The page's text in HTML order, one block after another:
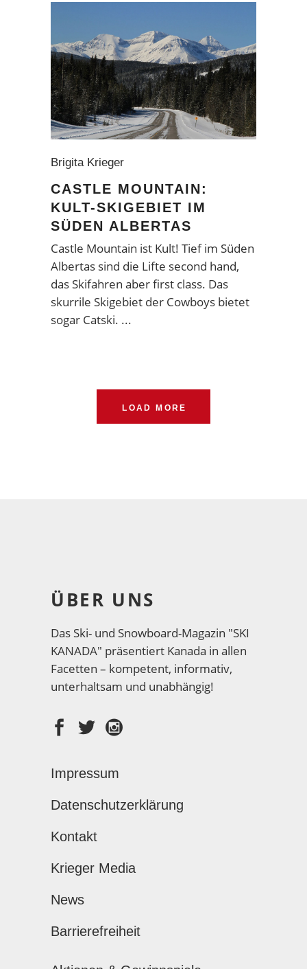
Brigita Krieger
CASTLE MOUNTAIN:
KULT-SKIGEBIET IM
SÜDEN ALBERTAS
Castle Mountain ist Kult! Tief im Süden
Albertas sind die Lifte second hand,
das Skifahren aber first class. Das
skurrile Skigebiet der Cowboys bietet
sogar Catski.
LOAD MORE
ÜBER UNS
Das Ski- und Snowboard-Magazin "SKI
KANADA" präsentiert Kanada in allen
Facetten – kompetent, informativ,
unterhaltsam und unabhängig!
Impressum
Datenschutzerklärung
Kontakt
Krieger Media
News
Barrierefreiheit